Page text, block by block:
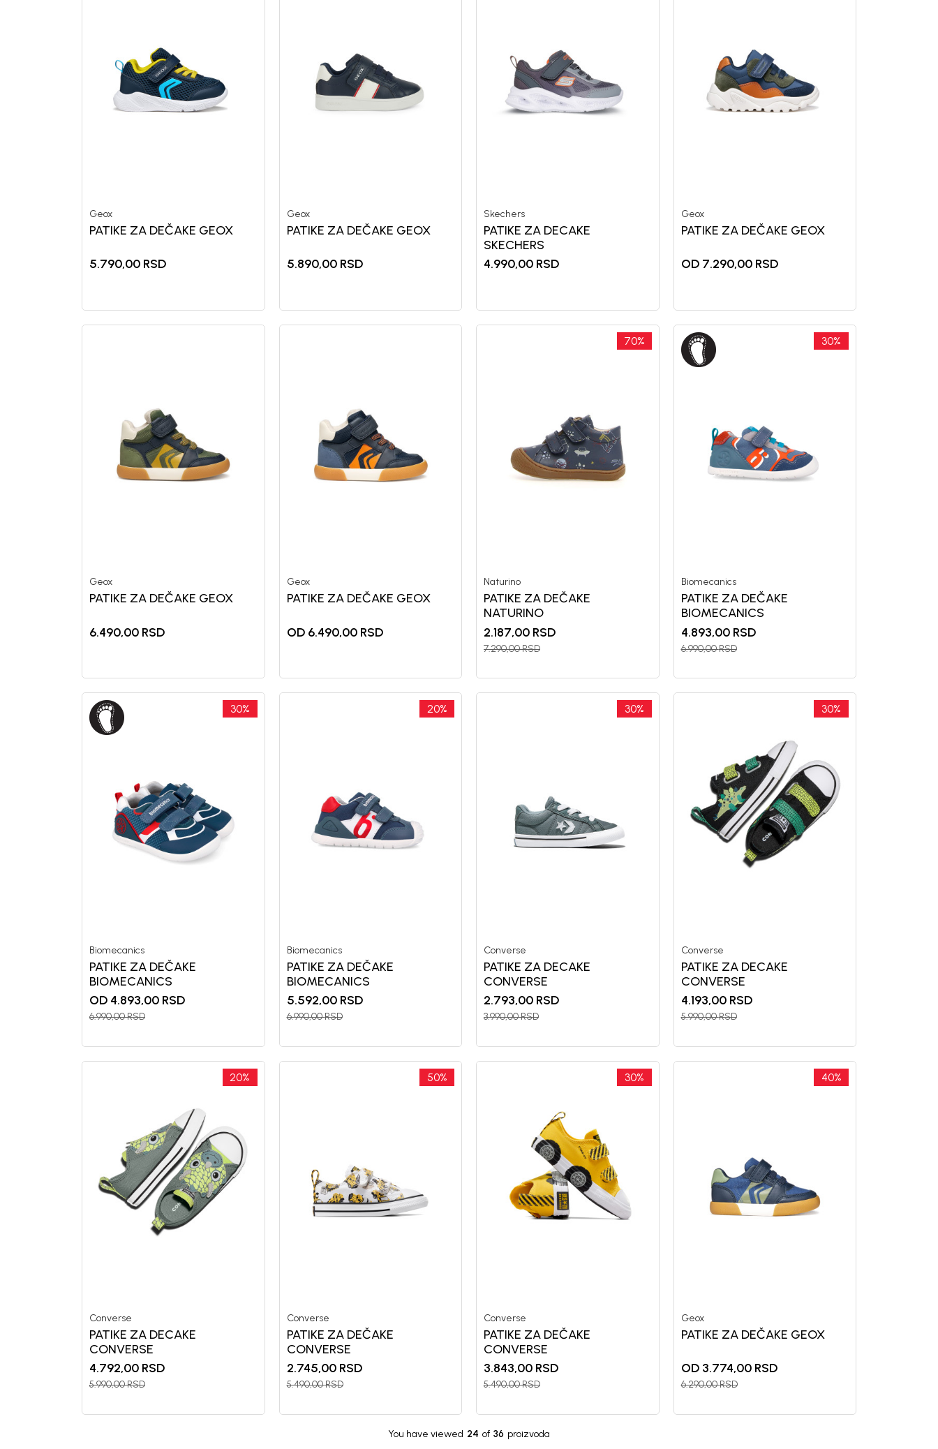
Geox
PATIKE ZA DEČAKE GEOX
5.790,00 RSD
Geox
PATIKE ZA DEČAKE GEOX
5.890,00 RSD
Skechers
PATIKE ZA DECAKE
SKECHERS
4.990,00 RSD
Geox
PATIKE ZA DEČAKE GEOX
OD 7.290,00 RSD
Geox
PATIKE ZA DEČAKE GEOX
6.490,00 RSD
Geox
PATIKE ZA DEČAKE GEOX
OD 6.490,00 RSD
70%
Naturino
PATIKE ZA DEČAKE
NATURINO
2.187,00 RSD
7.290,00RSD
30%
Biomecanics
PATIKE ZA DEČAKE
BIOMECANICS
4.893,00 RSD
6.990,00RSD
30%
Biomecanics
PATIKE ZA DEČAKE
BIOMECANICS
OD 4.893,00 RSD
6.990,00RSD
20%
Biomecanics
PATIKE ZA DEČAKE
BIOMECANICS
5.592,00 RSD
6.990,00RSD
30%
Converse
PATIKE ZA DECAKE
CONVERSE
2.793,00 RSD
3.990,00RSD
30%
Converse
PATIKE ZA DECAKE
CONVERSE
4.193,00 RSD
5.990,00RSD
20%
Converse
PATIKE ZA DECAKE
CONVERSE
4.792,00 RSD
5.990,00RSD
50%
Converse
PATIKE ZA DEČAKE
CONVERSE
2.745,00 RSD
5.490,00RSD
30%
Converse
PATIKE ZA DEČAKE
CONVERSE
3.843,00 RSD
5.490,00RSD
40%
Geox
PATIKE ZA DEČAKE GEOX
OD 3.774,00 RSD
6.290,00RSD
You have viewed 24 of 36 proizvoda
Registruj se i osvoji
10%
uz prvu kupovinu
putem Promo-Tiket koda!
Generacije rastu uz BebaKids – brend kome roditelji već
decenijama veruju.
Unesi svoju imejl adresu.
Potvrđujem da sam pročitao/la, razumeo/la i da se slažem sa
politikom privatnosti